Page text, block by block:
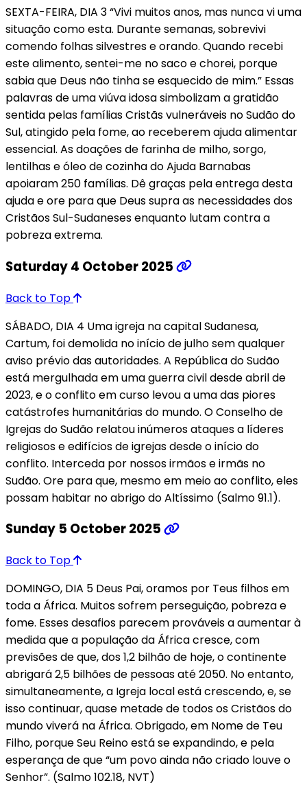
SEXTA-FEIRA, DIA 3 “Vivi muitos anos, mas nunca vi uma
situação como esta. Durante semanas, sobrevivi
comendo folhas silvestres e orando. Quando recebi
este alimento, sentei-me no saco e chorei, porque
sabia que Deus não tinha se esquecido de mim.” Essas
palavras de uma viúva idosa simbolizam a gratidão
sentida pelas famílias Cristãs vulneráveis no Sudão do
Sul, atingido pela fome, ao receberem ajuda alimentar
essencial. As doações de farinha de milho, sorgo,
lentilhas e óleo de cozinha do Ajuda Barnabas
apoiaram 250 famílias. Dê graças pela entrega desta
ajuda e ore para que Deus supra as necessidades dos
Cristãos Sul-Sudaneses enquanto lutam contra a
pobreza extrema.
Saturday 4 October 2025
Back to Top
SÁBADO, DIA 4 Uma igreja na capital Sudanesa,
Cartum, foi demolida no início de julho sem qualquer
aviso prévio das autoridades. A República do Sudão
está mergulhada em uma guerra civil desde abril de
2023, e o conflito em curso levou a uma das piores
catástrofes humanitárias do mundo. O Conselho de
Igrejas do Sudão relatou inúmeros ataques a líderes
religiosos e edifícios de igrejas desde o início do
conflito. Interceda por nossos irmãos e irmãs no
Sudão. Ore para que, mesmo em meio ao conflito, eles
possam habitar no abrigo do Altíssimo (Salmo 91.1).
Sunday 5 October 2025
Back to Top
DOMINGO, DIA 5 Deus Pai, oramos por Teus filhos em
toda a África. Muitos sofrem perseguição, pobreza e
fome. Esses desafios parecem prováveis a aumentar à
medida que a população da África cresce, com
previsões de que, dos 1,2 bilhão de hoje, o continente
abrigará 2,5 bilhões de pessoas até 2050. No entanto,
simultaneamente, a Igreja local está crescendo, e, se
isso continuar, quase metade de todos os Cristãos do
mundo viverá na África. Obrigado, em Nome de Teu
Filho, porque Seu Reino está se expandindo, e pela
esperança de que “um povo ainda não criado louve o
Senhor”. (Salmo 102.18, NVT)